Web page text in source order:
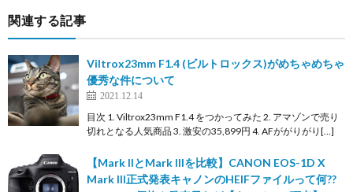
関連する記事
Viltrox23mm F1.4 (ビルトロックス)がめちゃめちゃ
優秀な件について
2021.12.14
目次 1. Viltrox23mm F1.4 をつかってみた 2. アマゾンで売り
切れとなる人気商品 3. 激安の35,899円 4. AFががりがり[…]
【Mark IIとMark IIIを比較】CANON EOS-1D X
Mark III正式発表キャノンのHEIFファイルって何??